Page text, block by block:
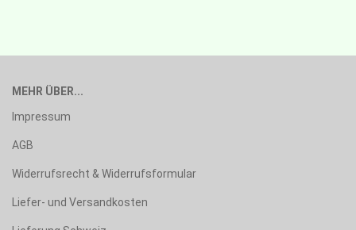
MEHR ÜBER...
Impressum
AGB
Widerrufsrecht & Widerrufsformular
Liefer- und Versandkosten